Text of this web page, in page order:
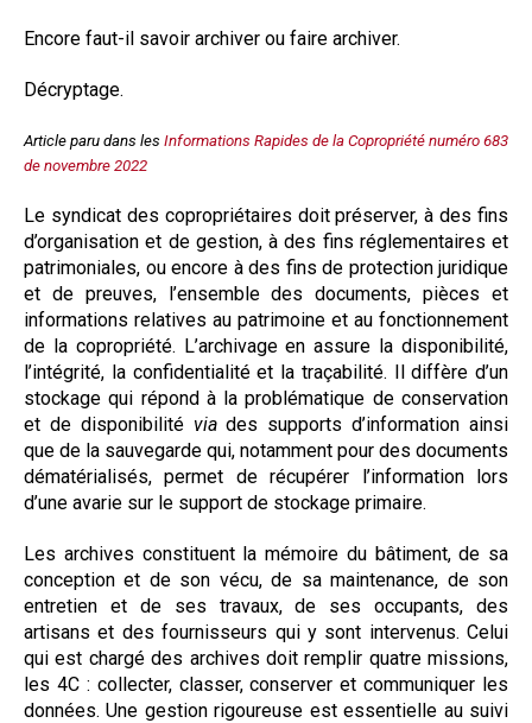
Encore faut-il savoir archiver ou faire archiver.
Décryptage.
Article paru dans les Informations Rapides de la Copropriété numéro 683
de novembre 2022
Le syndicat des copropriétaires doit préserver, à des fins
d’organisation et de gestion, à des fins réglementaires et
patrimoniales, ou encore à des fins de protection juridique
et de preuves, l’ensemble des documents, pièces et
informations relatives au patrimoine et au fonctionnement
de la copropriété. L’archivage en assure la disponibilité,
l’intégrité, la confidentialité et la traçabilité. Il diffère d’un
stockage qui répond à la problématique de conservation
et de disponibilité viades supports d’information ainsi
que de la sauvegarde qui, notamment pour des documents
dématérialisés, permet de récupérer l’information lors
d’une avarie sur le support de stockage primaire.
Les archives constituent la mémoire du bâtiment, de sa
conception et de son vécu, de sa maintenance, de son
entretien et de ses travaux, de ses occupants, des
artisans et des fournisseurs qui y sont intervenus. Celui
qui est chargé des archives doit remplir quatre missions,
les 4C : collecter, classer, conserver et communiquer les
données. Une gestion rigoureuse est essentielle au suivi